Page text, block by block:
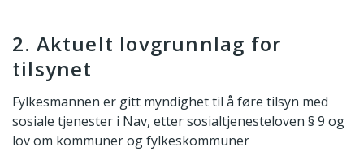
2. Aktuelt lovgrunnlag for
tilsynet
Fylkesmannen er gitt myndighet til å føre tilsyn med
sosiale tjenester i Nav, etter sosialtjenesteloven § 9 og
lov om kommuner og fylkeskommuner